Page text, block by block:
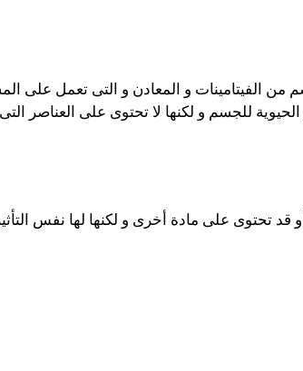
الفيتامينات و المعادن و التى تعمل على
للجسم و لكنها لا تحتوى على العناصر
تحتوى على مادة أخرى و لكنها لها نفس